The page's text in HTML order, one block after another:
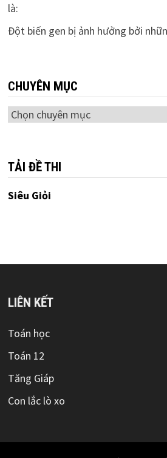
là:
Đột biến gen bị ảnh hưởng bởi
CHUYÊN MỤC
Chuyên
TẢI ĐỀ THI
Siêu Giỏi
LIÊN KẾT
Toán học
Toán 12
Tăng Giáp
Con lắc lò xo